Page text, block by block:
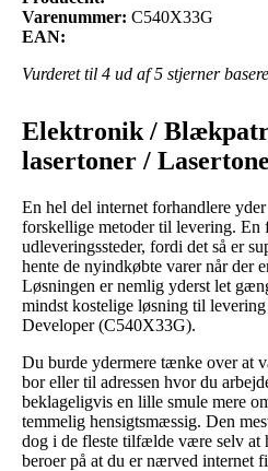
Varenummer: C540X33G
EAN:
Vurderet til 4 ud af 5 stjerner
Elektronik /
lasertoner /
En hel del internet forhandlere
forskellige metoder til levering. En
udleveringssteder, fordi det så er
hente de nyindkøbte varer når der
Løsningen er nemlig yderst let
mindst kostelige løsning til
Developer (C540X33G).
Du burde ydermere tænke over at
bor eller til adressen hvor du
beklageligvis en lille smule mere
temmelig hensigtsmæssig. Den
dog i de fleste tilfælde være selv at
beroer på at du er nærved internet